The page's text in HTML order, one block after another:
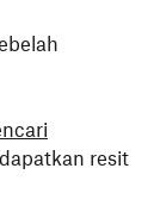
resit